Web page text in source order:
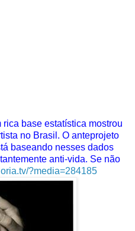
base estatística mostrou
no Brasil. O anteprojeto
baseando nesses dados
anti-vida. Se não
?media=284185